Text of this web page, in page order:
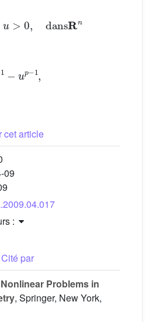
>0,dans Rn
− −1,
cet article
09
:
Cité par
Problems in
, Springer, New York,